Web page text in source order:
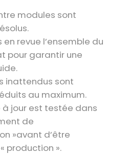
modules sont
en revue l’ensemble du
pour garantir une
inattendus sont
au maximum.
jour est testée dans
de
»avant d’être
production ».